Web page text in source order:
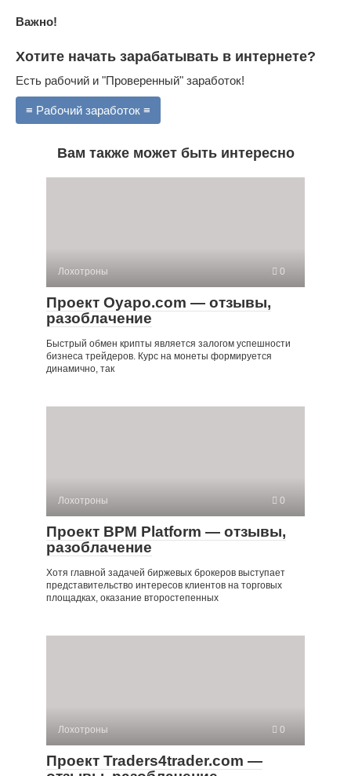
Важно!
Хотите начать зарабатывать в интернете?
Есть рабочий и "Проверенный" заработок!
≡ Рабочий заработок ≡
Вам также может быть интересно
Лохотроны 0
Проект Oyapo.com — отзывы,
разоблачение
Быстрый обмен крипты является залогом успешности
бизнеса трейдеров. Курс на монеты формируется
динамично, так
Лохотроны 0
Проект BPM Platform — отзывы,
разоблачение
Хотя главной задачей биржевых брокеров выступает
представительство интересов клиентов на торговых
площадках, оказание второстепенных
Лохотроны 0
Проект Traders4trader.com —